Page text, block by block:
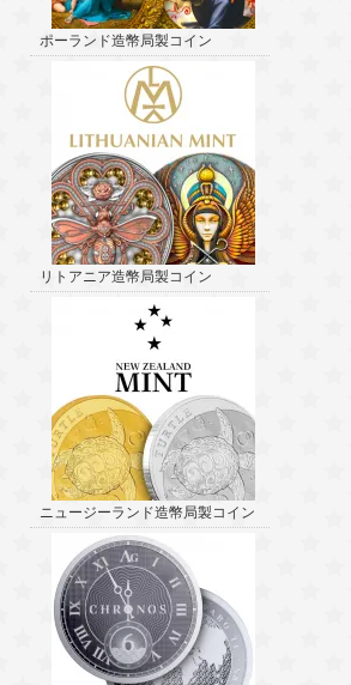
ポーランド造幣局製コイン
リトアニア造幣局製コイン
ニュージーランド造幣局製コイン